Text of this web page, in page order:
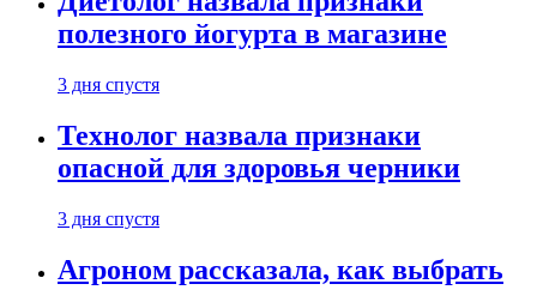
полезного йогурта в магазине
3 дня спустя
Технолог назвала признаки
опасной для здоровья черники
3 дня спустя
Агроном рассказала, как выбрать